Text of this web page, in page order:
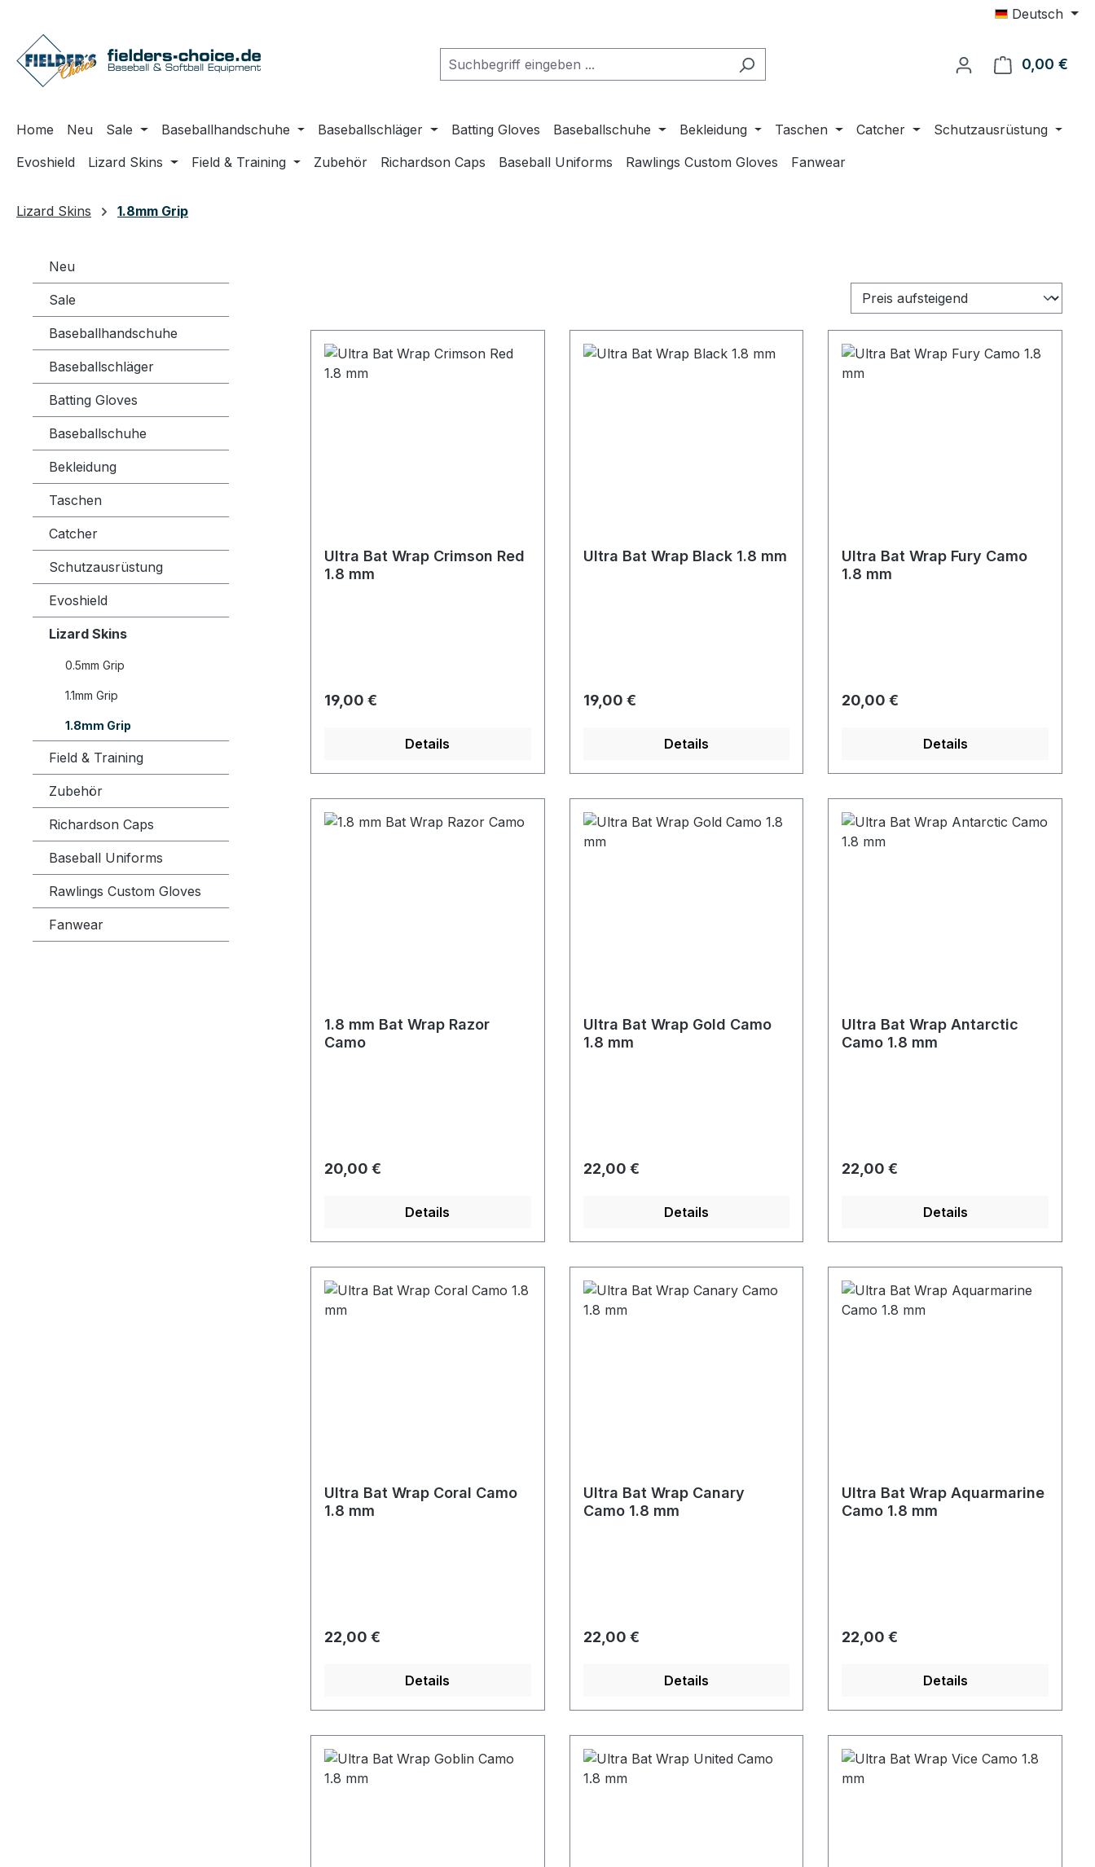
Deutsch
0,00 €
Home Neu Sale Baseballhandschuhe Baseballschläger Batting Gloves Baseballschuhe Bekleidung Taschen Catcher
Schutzausrüstung
Evoshield
Lizard Skins Field & Training Zubehör Richardson Caps Baseball Uniforms Rawlings Custom Gloves Fanwear
Lizard Skins 1.8mm Grip
Neu
Sale
Baseballhandschuhe
Baseballschläger
Batting Gloves
Baseballschuhe
Bekleidung
Taschen
Catcher
Schutzausrüstung
Evoshield
Lizard Skins
0.5mm Grip
1.1mm Grip
1.8mm Grip
Field & Training
Zubehör
Richardson Caps
Baseball Uniforms
Rawlings Custom Gloves
Fanwear
Ultra Bat Wrap Crimson Red
1.8 mm
Regulärer Preis:
19,00 €
Details
Ultra Bat Wrap Black 1.8 mm
Regulärer Preis:
19,00 €
Details
Ultra Bat Wrap Fury Camo
1.8 mm
Regulärer Preis:
20,00 €
Details
1.8 mm Bat Wrap Razor
Camo
Regulärer Preis:
20,00 €
Details
Ultra Bat Wrap Gold Camo
1.8 mm
Regulärer Preis:
22,00 €
Details
Ultra Bat Wrap Antarctic
Camo 1.8 mm
Regulärer Preis:
22,00 €
Details
Ultra Bat Wrap Coral Camo
1.8 mm
Regulärer Preis:
22,00 €
Details
Ultra Bat Wrap Canary
Camo 1.8 mm
Regulärer Preis:
22,00 €
Details
Ultra Bat Wrap Aquarmarine
Camo 1.8 mm
Regulärer Preis:
22,00 €
Details